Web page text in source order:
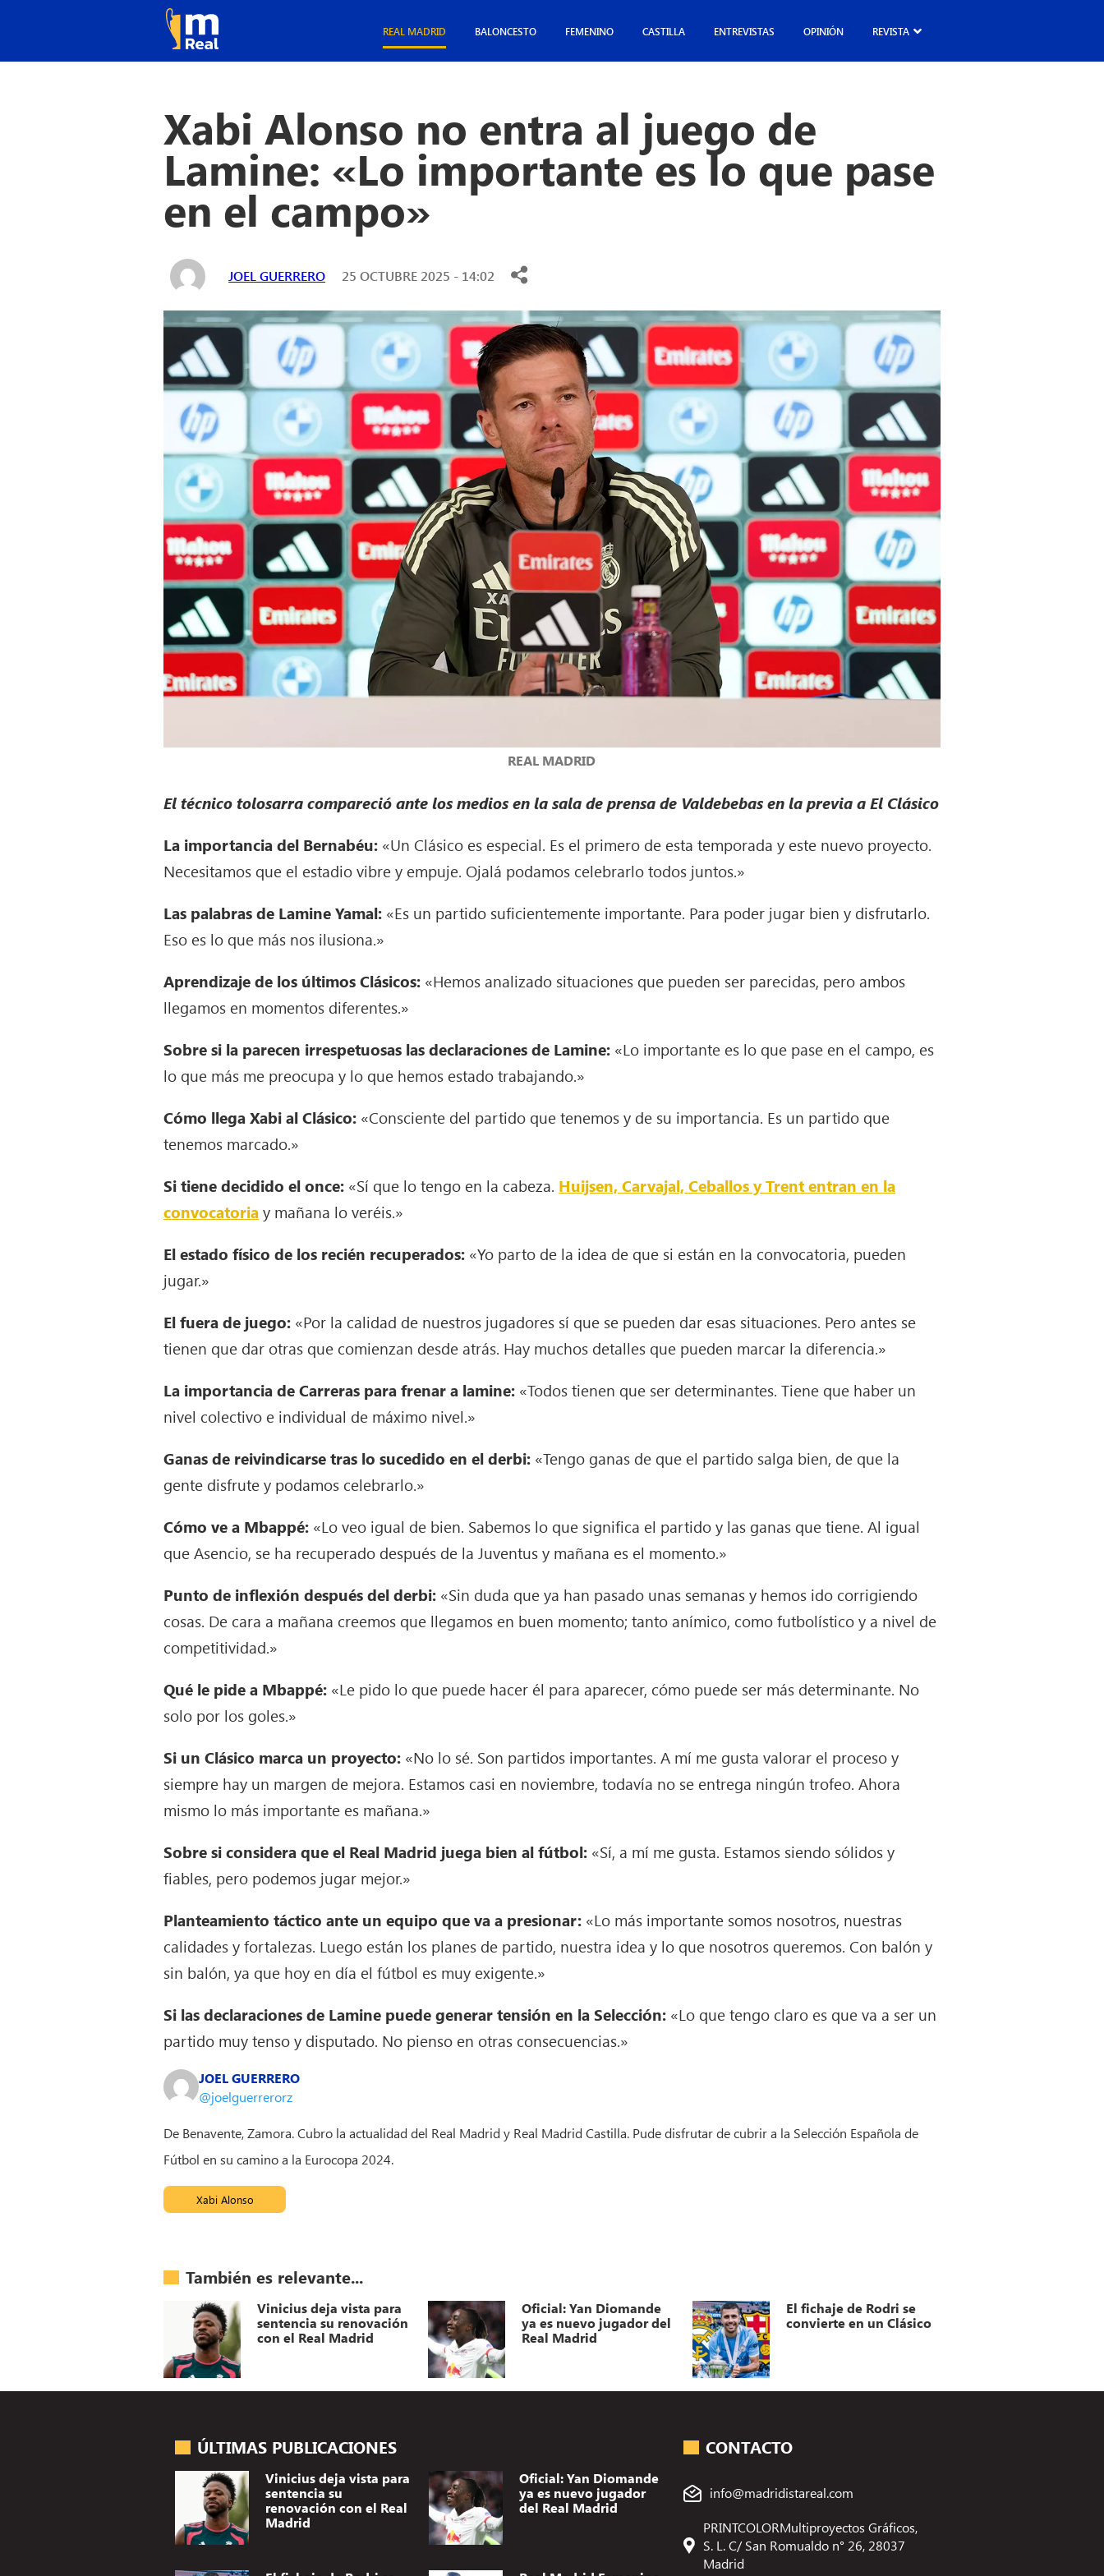
REAL MADRID BALONCESTO FEMENINO CASTILLA ENTREVISTAS OPINIÓN REVISTA
Xabi Alonso no entra al juego de
Lamine: «Lo importante es lo que pase
en el campo»
JOEL GUERRERO 25 OCTUBRE 2025 - 14:02
REAL MADRID
El técnico tolosarra compareció ante los medios en la sala de prensa de Valdebebas en la previa a El Clásico
La importancia del Bernabéu: «Un Clásico es especial. Es el primero de esta temporada y este nuevo proyecto.
Necesitamos que el estadio vibre y empuje. Ojalá podamos celebrarlo todos juntos.»
Las palabras de Lamine Yamal: «Es un partido suficientemente importante. Para poder jugar bien y disfrutarlo.
Eso es lo que más nos ilusiona.»
Aprendizaje de los últimos Clásicos: «Hemos analizado situaciones que pueden ser parecidas, pero ambos
llegamos en momentos diferentes.»
Sobre si la parecen irrespetuosas las declaraciones de Lamine: «Lo importante es lo que pase en el campo, es
lo que más me preocupa y lo que hemos estado trabajando.»
Cómo llega Xabi al Clásico: «Consciente del partido que tenemos y de su importancia. Es un partido que
tenemos marcado.»
Si tiene decidido el once: «Sí que lo tengo en la cabeza. Huijsen, Carvajal, Ceballos y Trent entran en la
convocatoriay mañana lo veréis.»
El estado físico de los recién recuperados: «Yo parto de la idea de que si están en la convocatoria, pueden
jugar.»
El fuera de juego: «Por la calidad de nuestros jugadores sí que se pueden dar esas situaciones. Pero antes se
tienen que dar otras que comienzan desde atrás. Hay muchos detalles que pueden marcar la diferencia.»
La importancia de Carreras para frenar a lamine: «Todos tienen que ser determinantes. Tiene que haber un
nivel colectivo e individual de máximo nivel.»
Ganas de reivindicarse tras lo sucedido en el derbi: «Tengo ganas de que el partido salga bien, de que la
gente disfrute y podamos celebrarlo.»
Cómo ve a Mbappé: «Lo veo igual de bien. Sabemos lo que significa el partido y las ganas que tiene. Al igual
que Asencio, se ha recuperado después de la Juventus y mañana es el momento.»
Punto de inflexión después del derbi: «Sin duda que ya han pasado unas semanas y hemos ido corrigiendo
cosas. De cara a mañana creemos que llegamos en buen momento; tanto anímico, como futbolístico y a nivel de
competitividad.»
Qué le pide a Mbappé: «Le pido lo que puede hacer él para aparecer, cómo puede ser más determinante. No
solo por los goles.»
Si un Clásico marca un proyecto: «No lo sé. Son partidos importantes. A mí me gusta valorar el proceso y
siempre hay un margen de mejora. Estamos casi en noviembre, todavía no se entrega ningún trofeo. Ahora
mismo lo más importante es mañana.»
Sobre si considera que el Real Madrid juega bien al fútbol: «Sí, a mí me gusta. Estamos siendo sólidos y
fiables, pero podemos jugar mejor.»
Planteamiento táctico ante un equipo que va a presionar: «Lo más importante somos nosotros, nuestras
calidades y fortalezas. Luego están los planes de partido, nuestra idea y lo que nosotros queremos. Con balón y
sin balón, ya que hoy en día el fútbol es muy exigente.»
Si las declaraciones de Lamine puede generar tensión en la Selección: «Lo que tengo claro es que va a ser un
partido muy tenso y disputado. No pienso en otras consecuencias.»
JOEL GUERRERO
@joelguerrerorz
De Benavente, Zamora. Cubro la actualidad del Real Madrid y Real Madrid Castilla. Pude disfrutar de cubrir a la Selección Española de
Fútbol en su camino a la Eurocopa 2024.
Xabi Alonso
También es relevante...
Vinicius deja vista para
sentencia su renovación
con el Real Madrid
Oficial: Yan Diomande
ya es nuevo jugador del
Real Madrid
El fichaje de Rodri se
convierte en un Clásico
ÚLTIMAS PUBLICACIONES
Vinicius deja vista para
sentencia su
renovación con el Real
Madrid
Oficial: Yan Diomande
ya es nuevo jugador
del Real Madrid
CONTACTO
info@madridistareal.com
PRINTCOLORMultiproyectos Gráficos,
S. L. C/ San Romualdo n° 26, 28037
Madrid